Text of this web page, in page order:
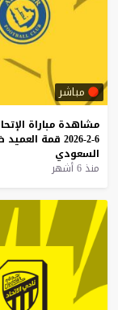
مباشر
مشاهدة مباراة
6-2-2026
قمة العميد
السعودي
منذ 6 أشهر